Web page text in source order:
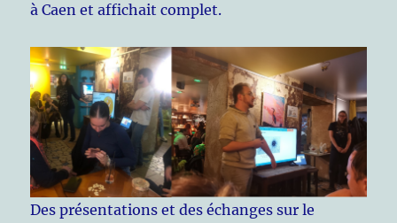
à Caen et affichait complet.
Des présentations et des échanges sur le